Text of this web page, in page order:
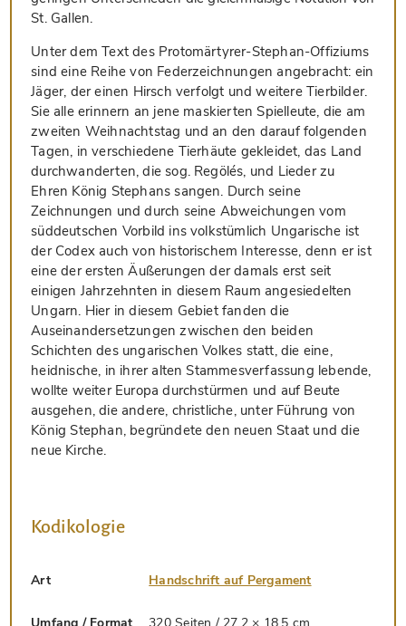
St. Gallen.
Unter dem Text des Protomärtyrer-Stephan-Offiziums
sind eine Reihe von Federzeichnungen angebracht: ein
Jäger, der einen Hirsch verfolgt und weitere Tierbilder.
Sie alle erinnern an jene maskierten Spielleute, die am
zweiten Weihnachtstag und an den darauf folgenden
Tagen, in verschiedene Tierhäute gekleidet, das Land
durchwanderten, die sog. Regölés, und Lieder zu
Ehren König Stephans sangen. Durch seine
Zeichnungen und durch seine Abweichungen vom
süddeutschen Vorbild ins volkstümlich Ungarische ist
der Codex auch von historischem Interesse, denn er ist
eine der ersten Äußerungen der damals erst seit
einigen Jahrzehnten in diesem Raum angesiedelten
Ungarn. Hier in diesem Gebiet fanden die
Auseinandersetzungen zwischen den beiden
Schichten des ungarischen Volkes statt, die eine,
heidnische, in ihrer alten Stammesverfassung lebende,
wollte weiter Europa durchstürmen und auf Beute
ausgehen, die andere, christliche, unter Führung von
König Stephan, begründete den neuen Staat und die
neue Kirche.
Kodikologie
Art Handschrift auf Pergament
Umfang / Format 320 Seiten / 27,2 × 18,5 cm